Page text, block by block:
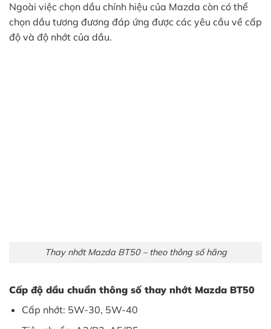
Ngoài việc chọn dầu chính hiệu của Mazda còn có thể
chọn dầu tương đương đáp ứng được các yêu cầu về cấp
độ và độ nhớt của dầu.
Thay nhớt Mazda BT50 – theo thông số hãng
Cấp độ dầu chuẩn thông số thay nhớt Mazda BT50
Cấp nhớt: 5W-30, 5W-40